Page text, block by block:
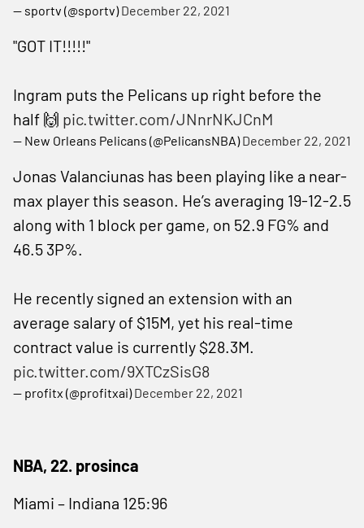
— sportv (@sportv)December 22, 2021
"GOT IT!!!!!"
Ingram puts the Pelicans up right before the
half 🙌 pic.twitter.com/JNnrNKJCnM
— New Orleans Pelicans (@PelicansNBA)December 22, 2021
Jonas Valanciunas has been playing like a near-
max player this season. He’s averaging 19-12-2.5
along with 1 block per game, on 52.9 FG% and
46.5 3P%.
He recently signed an extension with an
average salary of $15M, yet his real-time
contract value is currently $28.3M.
pic.twitter.com/9XTCzSisG8
— profitx (@profitxai)December 22, 2021
NBA, 22. prosinca
Miami – Indiana 125:96